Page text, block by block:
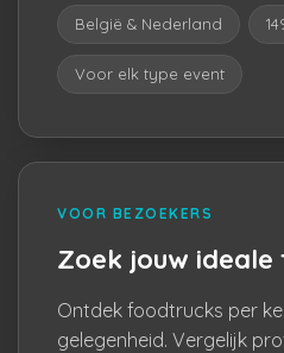
België & Nederland
Voor elk type event
VOOR BEZOEKERS
Zoek jouw
Ontdek foodtrucks per
gelegenheid. Vergelijk